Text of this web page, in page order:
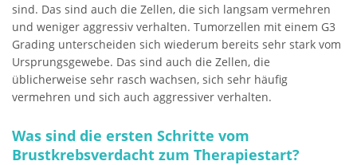
sind. Das sind auch die Zellen, die sich langsam vermehren
und weniger aggressiv verhalten. Tumorzellen mit einem G3
Grading unterscheiden sich wiederum bereits sehr stark vom
Ursprungsgewebe. Das sind auch die Zellen, die
üblicherweise sehr rasch wachsen, sich sehr häufig
vermehren und sich auch aggressiver verhalten.
Was sind die ersten Schritte vom
Brustkrebsverdacht zum Therapiestart?